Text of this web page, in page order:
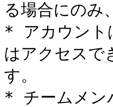
る場合にのみ
* アカウント
はアクセスで
す。
* チームメン